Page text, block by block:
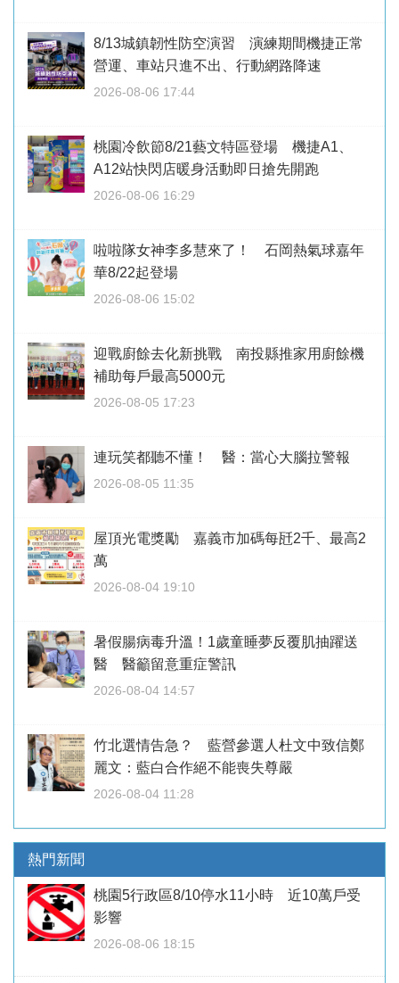
8/13城鎮韌性防空演習 演練期間機捷正常
營運、車站只進不出、行動網路降速
2026-08-06 17:44
桃園冷飲節8/21藝文特區登場 機捷A1、
A12站快閃店暖身活動即日搶先開跑
2026-08-06 16:29
啦啦隊女神李多慧來了！ 石岡熱氣球嘉年
華8/22起登場
2026-08-06 15:02
迎戰廚餘去化新挑戰 南投縣推家用廚餘機
補助每戶最高5000元
2026-08-05 17:23
連玩笑都聽不懂！ 醫：當心大腦拉警報
2026-08-05 11:35
屋頂光電獎勵 嘉義市加碼每瓩2千、最高2
萬
2026-08-04 19:10
暑假腸病毒升溫！1歲童睡夢反覆肌抽躍送
醫 醫籲留意重症警訊
2026-08-04 14:57
竹北選情告急？ 藍營參選人杜文中致信鄭
麗文：藍白合作絕不能喪失尊嚴
2026-08-04 11:28
熱門新聞
桃園5行政區8/10停水11小時 近10萬戶受
影響
2026-08-06 18:15